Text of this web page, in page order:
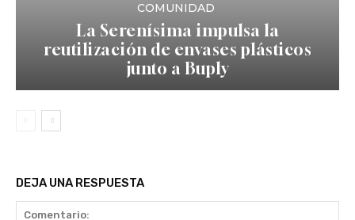
COMUNIDAD
La Serenísima impulsa la
reutilización de envases plásticos
junto a Buply
DEJA UNA RESPUESTA